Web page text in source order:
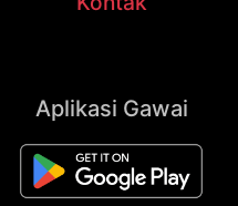
Aplikasi Gawai